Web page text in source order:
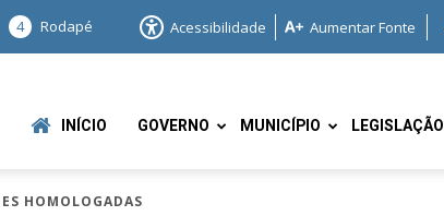
4 Rodapé Acessibilidade Aumentar Fonte
INÍCIO GOVERNO MUNICÍPIO LEGISLAÇÃO
HOMOLOGADAS